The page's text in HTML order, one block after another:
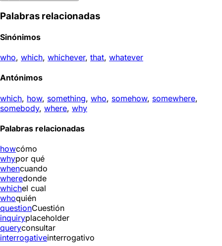
Palabras relacionadas
Sinónimos
who, which, whichever, that, whatever
Antónimos
which, how, something, who, somehow, somewhere,
somebody, where, why
Palabras relacionadas
howcómo
whypor qué
whencuando
wheredonde
whichel cual
whoquién
questionCuestión
inquiryplaceholder
queryconsultar
interrogativeinterrogativo